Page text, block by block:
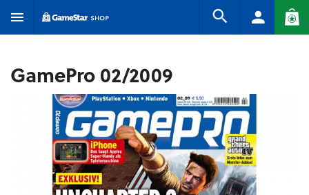
GamePro 02/2009